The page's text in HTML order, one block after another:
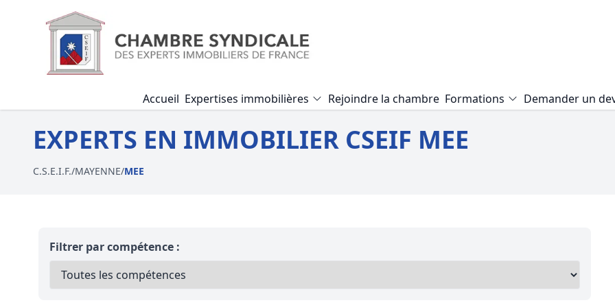
Accueil Expertises immobilières Rejoindre la chambre Formations
Formation Audit Accessibilité
Formation Expertise terrain
Formation Expertise d’un viager
Demander un
EXPERTS EN IMMOBILIER CSEIF MEE
C.S.E.I.F./MAYENNE/MEE
Filtrer par compétence :